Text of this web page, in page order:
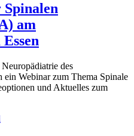
am
des
Webinar zum Thema Spinale
und Aktuelles zum